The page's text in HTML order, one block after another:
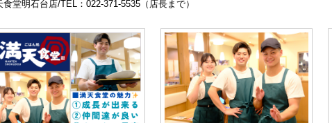
食堂明石台店/TEL：022-371-5535（店長まで）